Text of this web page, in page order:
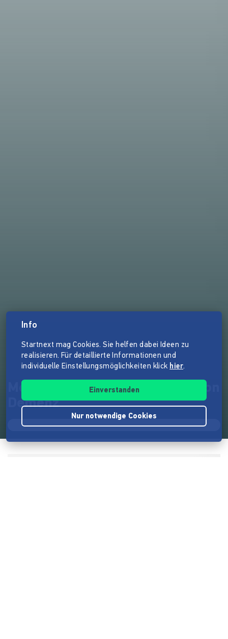
Mentalee App zur Prävention von
Demenz
Info
Startnext mag Cookies. Sie helfen dabei Ideen zu
realisieren. Für detaillierte Informationen und
individuelle Einstellungsmöglichkeiten klick hier.
Einverstanden
Nur notwendige Cookies